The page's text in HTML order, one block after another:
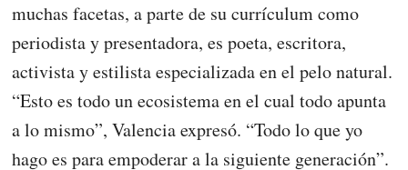
muchas facetas, a parte de su currículum como
periodista y presentadora, es poeta, escritora,
activista y estilista especializada en el pelo natural.
“Esto es todo un ecosistema en el cual todo apunta
a lo mismo”, Valencia expresó. “Todo lo que yo
hago es para empoderar a la siguiente generación”.